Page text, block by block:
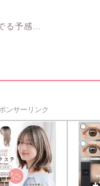
る予感…
ンサーリンク